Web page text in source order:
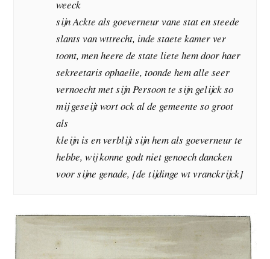
weeck
sijn Ackte als goeverneur vane stat en steede
slants van wttrecht, inde staete kamer ver
toont, men heere de state liete hem door haer
sekreetaris ophaelle, toonde hem alle seer
vernoecht met sijn Persoon te sijn gelijck so
mij geseijt wort ock al de gemeente so groot
als
kleijn is en verblijt sijn hem als goeverneur te
hebbe, wij konne godt niet genoech dancken
voor sijne genade, [de tijdinge wt vranckrijck]